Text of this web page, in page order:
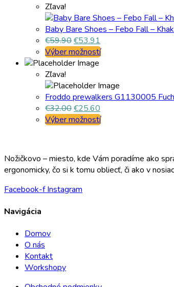
Zľava!
Baby Bare Shoes – Febo Fall –
€59.90€53.91
Výber možností
Zľava!
Froddo prewalkers G1130005
€32.00€25.60
Výber možností
Nožičkovo – miesto, kde Vám poradíme ako
ergonomicky, čo si k tomu obliecť, či ako v
Facebook-f Instagram
Navigácia
Domov
O nás
Kontakt
Workshopy